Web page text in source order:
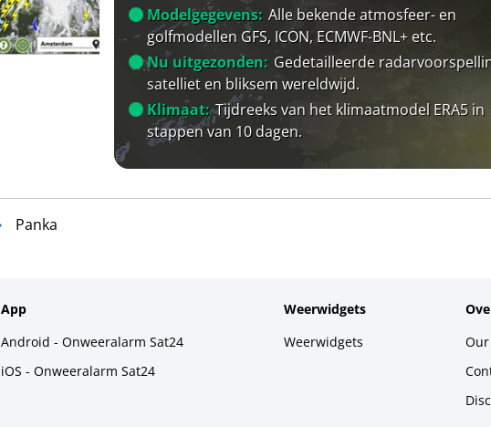
Modelgegevens: Alle bekende atmosfeer- en
golfmodellen GFS, ICON, ECMWF-BNL+ etc.
Nu uitgezonden: Gedetailleerde
satelliet en bliksem wereldwijd.
Klimaat: Tijdreeks van het klimaatmodel ERA5 in
stappen van 10 dagen.
Panka
App
Android - Onweeralarm Sat24
iOS - Onweeralarm Sat24
Weerwidgets
Weerwidgets